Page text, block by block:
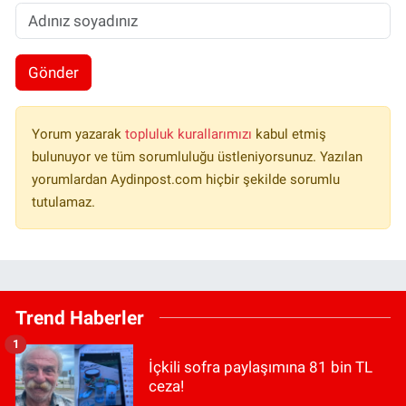
Gönder
Yorum yazarak topluluk kurallarımızı kabul etmiş
bulunuyor ve tüm sorumluluğu üstleniyorsunuz. Yazılan
yorumlardan Aydinpost.com hiçbir şekilde sorumlu
tutulamaz.
Trend Haberler
İçkili sofra paylaşımına 81 bin TL
ceza!
1